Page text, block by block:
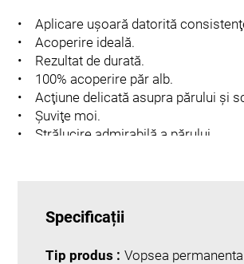
• Aplicare uşoară datorită
• Acoperire ideală.
• Rezultat de durată.
• 100% acoperire păr alb.
• Acţiune delicată asupra părului şi
• Şuviţe moi.
• Strălucire admirabilă a părului.
Specificații
Tip produs : Vopsea permanenta